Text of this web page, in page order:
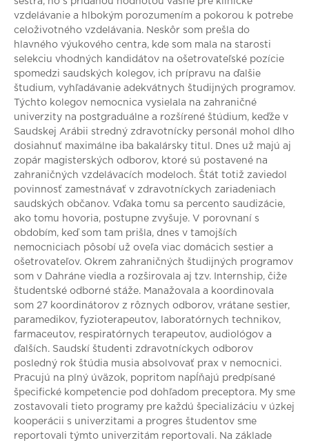
vzdelávanie a hlbokým porozumením a pokorou k potrebe
celoživotného vzdelávania. Neskôr som prešla do
hlavného výukového centra, kde som mala na starosti
selekciu vhodných kandidátov na ošetrovateľské pozície
spomedzi saudských kolegov, ich prípravu na ďalšie
študium, vyhľadávanie adekvátnych študijných programov.
Týchto kolegov nemocnica vysielala na zahraničné
univerzity na postgraduálne a rozšírené štúdium, keďže v
Saudskej Arábii stredný zdravotnícky personál mohol dlho
dosiahnuť maximálne iba bakalársky titul. Dnes už majú aj
zopár magisterských odborov, ktoré sú postavené na
zahraničných vzdelávacích modeloch. Štát totiž zaviedol
povinnosť zamestnávať v zdravotníckych zariadeniach
saudských občanov. Vďaka tomu sa percento saudizácie,
ako tomu hovoria, postupne zvyšuje. V porovnaní s
obdobím, keď som tam prišla, dnes v tamojších
nemocniciach pôsobí už oveľa viac domácich sestier a
ošetrovateľov. Okrem zahraničných študijných programov
som v Dahráne viedla a rozširovala aj tzv. Internship, čiže
študentské odborné stáže. Manažovala a koordinovala
som 27 koordinátorov z rôznych odborov, vrátane sestier,
paramedikov, fyzioterapeutov, laboratórnych technikov,
farmaceutov, respiratórnych terapeutov, audiológov a
ďalších. Saudskí študenti zdravotníckych odborov
posledný rok štúdia musia absolvovať prax v nemocnici.
Pracujú na plný úväzok, popritom napĺňajú predpísané
špecifické kompetencie pod dohľadom preceptora. My sme
zostavovali tieto programy pre každú špecializáciu v úzkej
kooperácii s univerzitami a progres študentov sme
reportovali týmto univerzitám reportovali. Na základe